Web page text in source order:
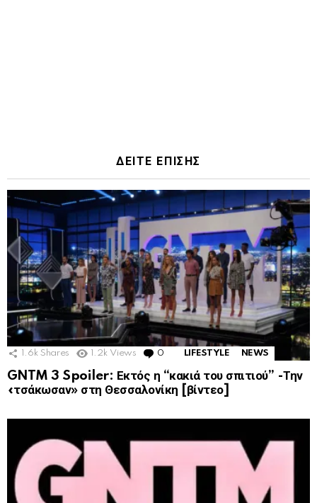
ΔΕΙΤΕ ΕΠΙΣΗΣ
1.6k Shares 1.2k Views 0 Comments
LIFESTYLE NEWS
GNTM 3 Spoiler: Εκτός η “κακιά του σπιτιού” -Την
«τσάκωσαν» στη Θεσσαλονίκη [βίντεο]